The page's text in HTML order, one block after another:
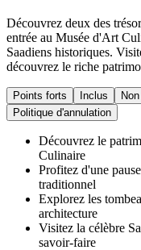
Découvrez deux des
entrée au Musée d'Art
Saadiens historiques.
découvrez le riche
Points forts Inclus
Politique d'annulation
Découvrez le
Culinaire
Profitez d'une
traditionnel
Explorez les
architecture
Visitez la célèbre
savoir-faire